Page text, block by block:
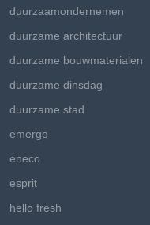
duurzaamondernemen
duurzame architectuur
duurzame bouwmaterialen
duurzame dinsdag
duurzame stad
emergo
eneco
esprit
hello fresh